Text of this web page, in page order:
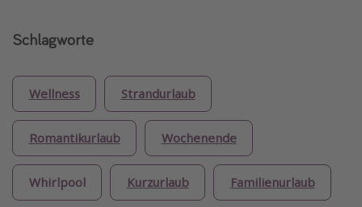
Schlagworte
Wellness Strandurlaub
Romantikurlaub Wochenende
Whirlpool Kurzurlaub Familienurlaub